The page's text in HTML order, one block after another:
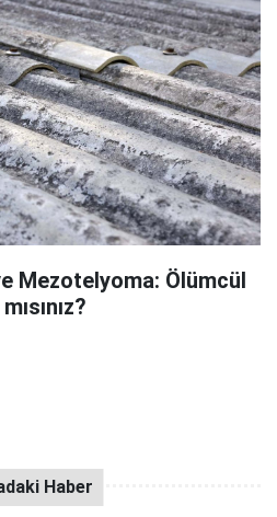
Mezotelyoma: Ölümcül